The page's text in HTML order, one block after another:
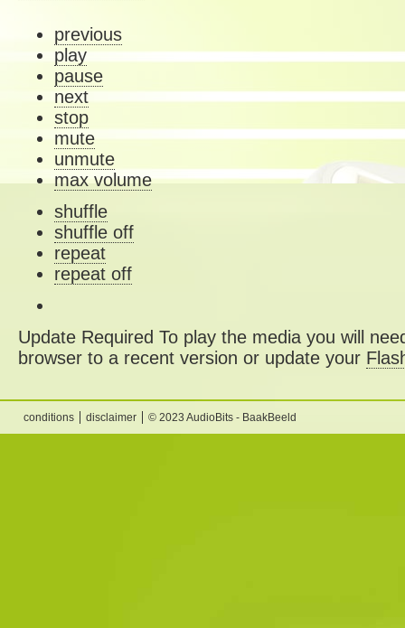
previous
play
pause
next
stop
mute
unmute
max volume
shuffle
shuffle off
repeat
repeat off
Update Required To play the media you will
browser to a recent version or update your
conditions disclaimer © 2023 AudioBits - BaakBeeld